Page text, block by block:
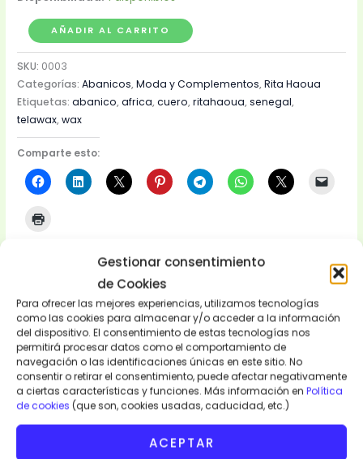
Gestionar consentimiento
de Cookies
Para ofrecer las mejores experiencias, utilizamos tecnologías
como las cookies para almacenar y/o acceder a la información
del dispositivo. El consentimiento de estas tecnologías nos
permitirá procesar datos como el comportamiento de
navegación o las identificaciones únicas en este sitio. No
consentir o retirar el consentimiento, puede afectar negativamente
a ciertas características y funciones. Más información en Política
de cookies (que son, cookies usadas, caducidad, etc.)
ACEPTAR
AÑADIR AL CARRITO
SKU: 0003
Categorías:Abanicos,Moda y Complementos,Rita Haoua
Etiquetas:abanico,africa,cuero,ritahaoua,senegal,
telawax,wax
Comparte esto:
Descripción
Valoraciones (0)
Abanico Marriage. Wax. Cuero.Abanico africano hecho
con tejido wax y cuero muy ligero que se puede usar en
cualquier lugar. Llevas este abanico africano y estarás a la
moda africana. Abanico Cerrado 19x19cm. Abanico abierto:
Origen Senegal.